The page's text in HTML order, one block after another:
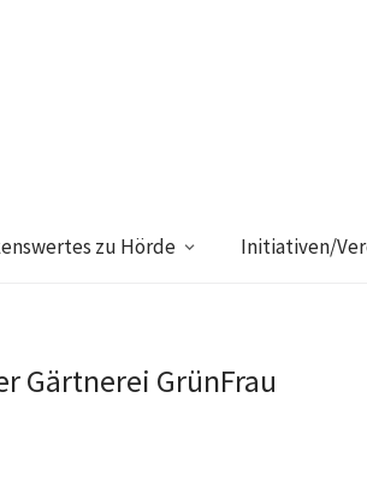
zu Hörde Initiativen/
Gärtnerei GrünFrau